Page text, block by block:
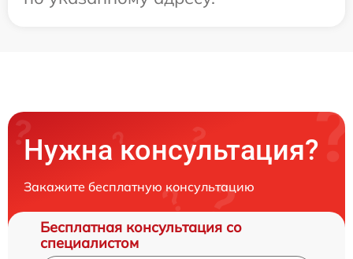
Нужна консультация?
Закажите бесплатную консультацию
Бесплатная консультация со
специалистом